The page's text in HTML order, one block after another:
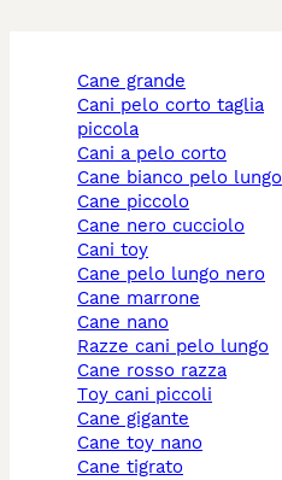
cane grande
cani pelo corto taglia
piccola
cani a pelo corto
cane bianco pelo lungo
cane piccolo
cane nero cucciolo
cani toy
cane pelo lungo nero
cane marrone
cane nano
razze cani pelo lungo
cane rosso razza
toy cani piccoli
cane gigante
cane toy nano
cane tigrato